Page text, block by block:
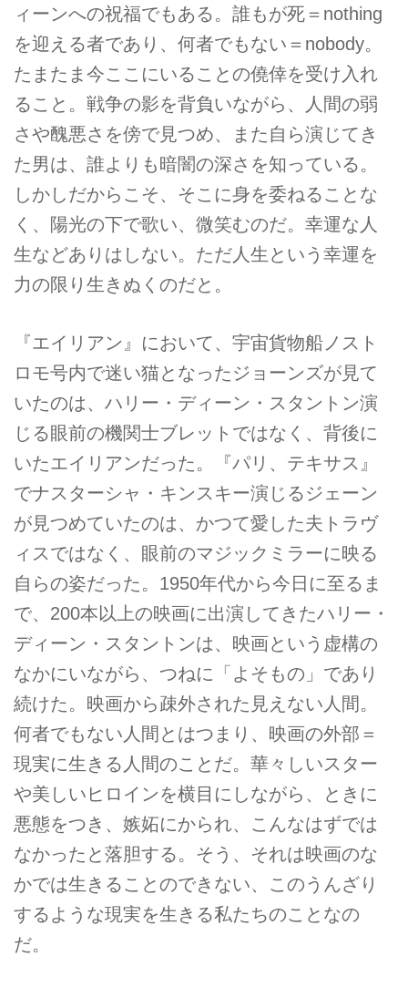
ィーンへの祝福でもある。誰もが死＝nothing
を迎える者であり、何者でもない＝nobody。
たまたま今ここにいることの僥倖を受け入れ
ること。戦争の影を背負いながら、人間の弱
さや醜悪さを傍で見つめ、また自ら演じてき
た男は、誰よりも暗闇の深さを知っている。
しかしだからこそ、そこに身を委ねることな
く、陽光の下で歌い、微笑むのだ。幸運な人
生などありはしない。ただ人生という幸運を
力の限り生きぬくのだと。
『エイリアン』において、宇宙貨物船ノスト
ロモ号内で迷い猫となったジョーンズが見て
いたのは、ハリー・ディーン・スタントン演
じる眼前の機関士ブレットではなく、背後に
いたエイリアンだった。『パリ、テキサス』
でナスターシャ・キンスキー演じるジェーン
が見つめていたのは、かつて愛した夫トラヴ
ィスではなく、眼前のマジックミラーに映る
自らの姿だった。1950年代から今日に至るま
で、200本以上の映画に出演してきたハリー・
ディーン・スタントンは、映画という虚構の
なかにいながら、つねに「よそもの」であり
続けた。映画から疎外された見えない人間。
何者でもない人間とはつまり、映画の外部＝
現実に生きる人間のことだ。華々しいスター
や美しいヒロインを横目にしながら、ときに
悪態をつき、嫉妬にかられ、こんなはずでは
なかったと落胆する。そう、それは映画のな
かでは生きることのできない、このうんざり
するような現実を生きる私たちのことなの
だ。